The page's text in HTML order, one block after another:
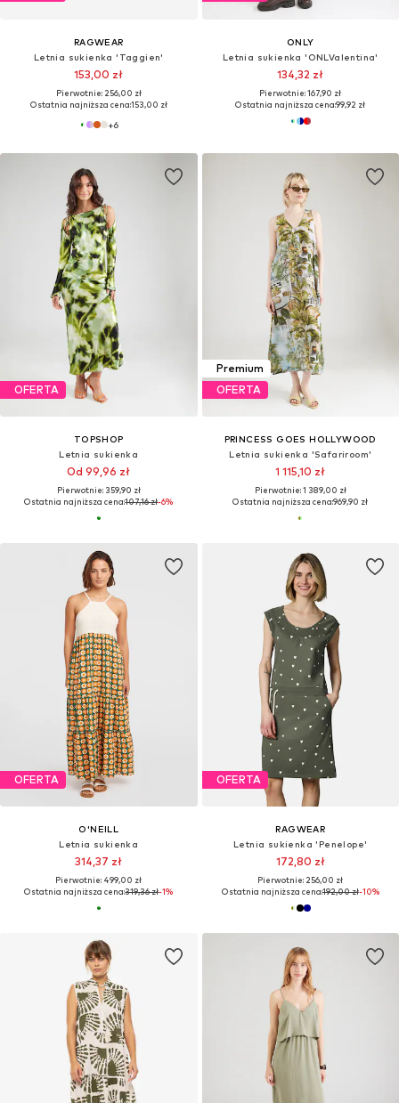
RAGWEAR
Letnia sukienka 'Taggien'
153,00 zł
Pierwotnie: 256,00 zł
Ostatnia najniższa cena:153,00 zł
+6
ONLY
Letnia sukienka 'ONLValentina'
134,32 zł
Pierwotnie: 167,90 zł
Ostatnia najniższa cena:99,92 zł
OFERTA
TOPSHOP
Letnia sukienka
Od 99,96 zł
Pierwotnie: 359,90 zł
Ostatnia najniższa cena:107,16 zł-6%
Premium
OFERTA
PRINCESS GOES HOLLYWOOD
Letnia sukienka 'Safariroom'
1 115,10 zł
Pierwotnie: 1 389,00 zł
Ostatnia najniższa cena:969,90 zł
OFERTA
O'NEILL
Letnia sukienka
314,37 zł
Pierwotnie: 499,00 zł
Ostatnia najniższa cena:319,36 zł-1%
OFERTA
RAGWEAR
Letnia sukienka 'Penelope'
172,80 zł
Pierwotnie: 256,00 zł
Ostatnia najniższa cena:192,00 zł-10%